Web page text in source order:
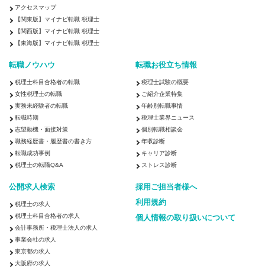
アクセスマップ
【関東版】マイナビ転職 税理士
【関西版】マイナビ転職 税理士
【東海版】マイナビ転職 税理士
転職ノウハウ
税理士科目合格者の転職
女性税理士の転職
実務未経験者の転職
転職時期
志望動機・面接対策
職務経歴書・履歴書の書き方
転職成功事例
税理士の転職Q&A
転職お役立ち情報
税理士試験の概要
ご紹介企業特集
年齢別転職事情
税理士業界ニュース
個別転職相談会
年収診断
キャリア診断
ストレス診断
公開求人検索
税理士の求人
税理士科目合格者の求人
会計事務所・税理士法人の求人
事業会社の求人
東京都の求人
大阪府の求人
採用ご担当者様へ
利用規約
個人情報の取り扱いについて